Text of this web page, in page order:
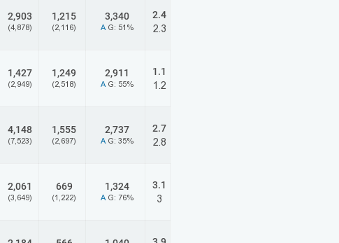
2,903
(4,878)
1,215
(2,116)
3,340
A G: 51%
2.4
2.3
1,427
(2,949)
1,249
(2,518)
2,911
A G: 55%
1.1
1.2
4,148
(7,523)
1,555
(2,697)
2,737
A G: 35%
2.7
2.8
2,061
(3,649)
669
(1,222)
1,324
A G: 76%
3.1
3